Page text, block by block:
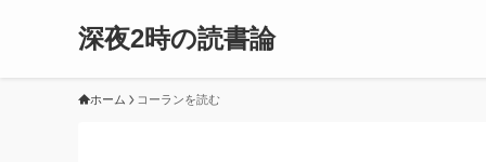
深夜2時の読書論
ホーム コーランを読む